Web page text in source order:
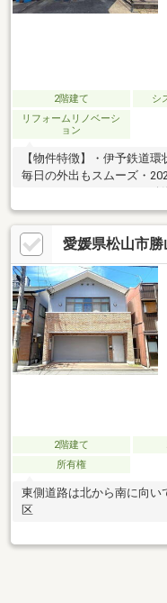
2階建て シ
リフォームリノベーシ
ョン
【物件特徴】・伊予鉄道
毎日の外出もスムーズ・
収納に加えて屋根裏収納も
まります・浴室に窓がある
イムを楽しめます・ローソ
したお買い物にも便利です
愛媛県松山市
2階建て
所有権
東側道路は北から南に向
区